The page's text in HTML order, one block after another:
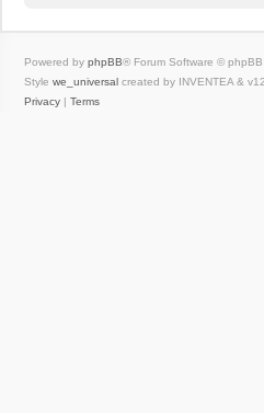
Powered by phpBB® Forum Software © phpBB
Style we_universal created by INVENTEA &
Privacy | Terms